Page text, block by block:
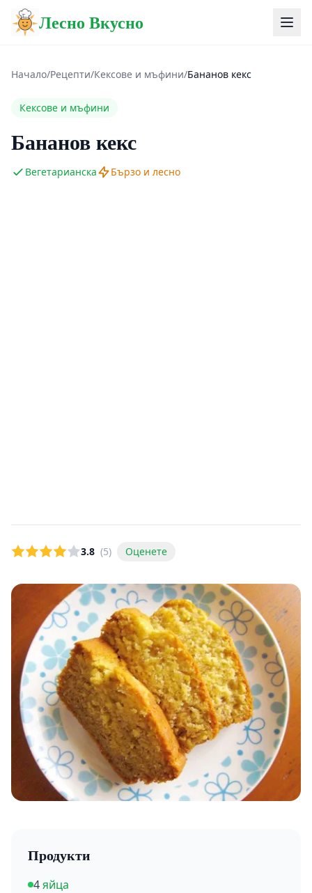
Лесно Вкусно
Начало/Рецепти/Кексове и мъфини/Бананов кекс
Кексове и мъфини
Бананов кекс
Вегетарианска Бързо и лесно
3.8 (5) Оценете
Продукти
4яйца